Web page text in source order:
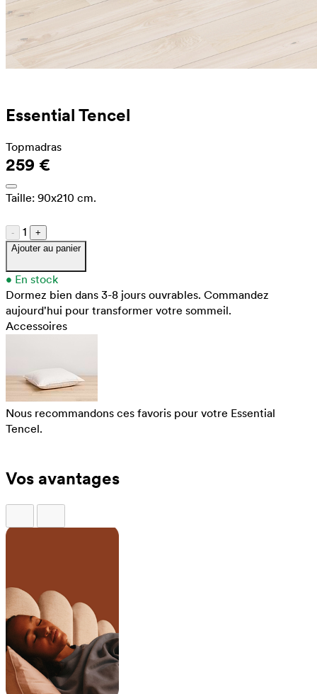
Essential Tencel
Topmadras
259 €
Taille: 90x210 cm.
- 1
+
Ajouter au panier
• En stock
Dormez bien dans 3-8 jours ouvrables. Commandez
aujourd'hui pour transformer votre sommeil.
Accessoires
Nous recommandons ces favoris pour votre Essential
Tencel.
Vos avantages